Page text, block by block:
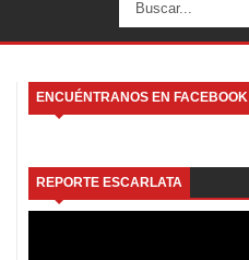
ENCUÉNTRANOS EN FACEBOOK
REPORTE ESCARLATA